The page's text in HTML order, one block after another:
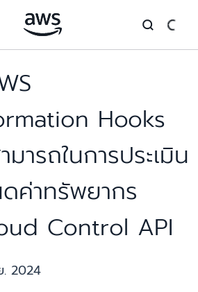
Hooks
มารถในการประเมิน
ค่าทรัพยากร
Control API
. 2024